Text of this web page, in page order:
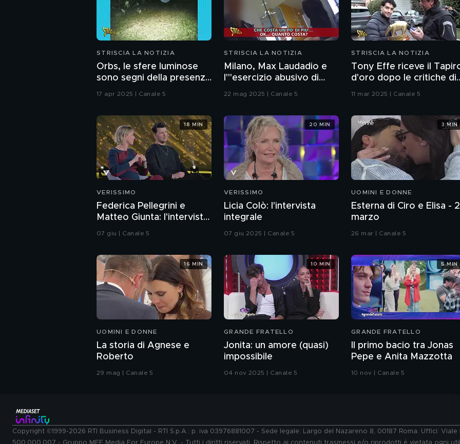
STRISCIA LA NOTIZIA
Orbs, le sfere luminose
sono segni della presenza
17 apr 2025 | Canale 5
STRISCIA LA NOTIZIA
Milano, Max Laudadio e
l'"esercizio abusivo di
autoscuola" tra costi da
22 mag 2025 | Canale 5
STRISCIA LA NOTIZIA
Tony Effe riceve il
d'oro dopo le critiche di
Valerio Scanu sulle sue
11 mar 2025 | Canale 5
VERISSIMO
Federica Pellegrini e
Matteo Giunta: l'intervista
integrale
07 giu | Canale 5
18 MIN
VERISSIMO
Licia Colò: l'intervista
integrale
07 giu 2025 | Canale 5
20 MIN
UOMINI E DONNE
Esterna di Ciro e Elisa -
marzo
26 mar | Canale 5
3 MIN
UOMINI E DONNE
La storia di Agnese e
Roberto
29 mag | Canale 5
16 MIN
GRANDE FRATELLO
Jonita: un amore (quasi)
impossibile
04 nov 2025 | Canale 5
10 MIN
GRANDE FRATELLO
Il primo bacio tra Jonas
Pepe e Anita Mazzotta
10 nov | Canale 5
5 MIN
Copyright ©1999-2026 RTI Business Digital - RTI S.p.A.: p. iva 03976881007 - Sede legale: Largo del Nazareno 8, 00187 Roma. Uffici: